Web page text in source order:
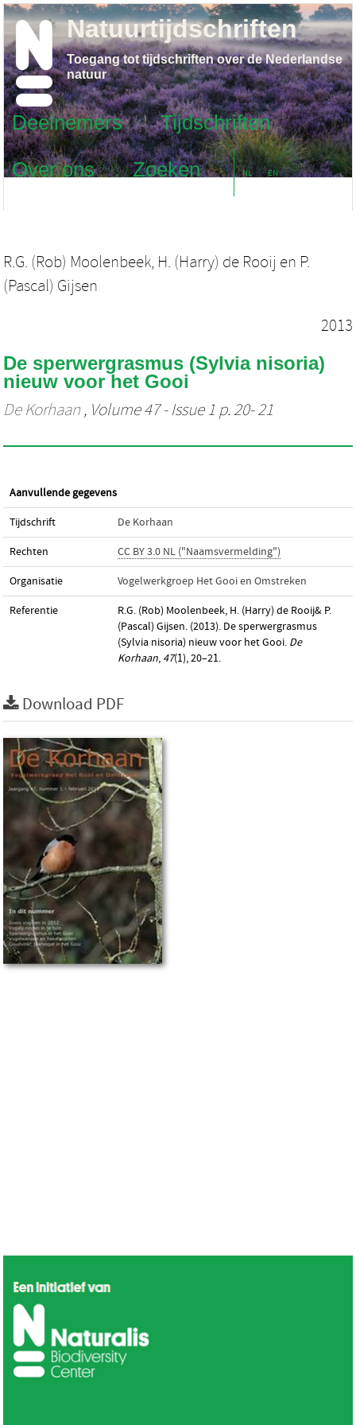
Deelnemers
Tijdschriften
Over ons
Zoeken NL EN
Natuurtijdschriften
Toegang tot tijdschriften over de Nederlandse
natuur
R.G. (Rob) Moolenbeek, H. (Harry) de Rooij en P.
(Pascal) Gijsen
2013
De sperwergrasmus (Sylvia nisoria)
nieuw voor het Gooi
De Korhaan , Volume 47 - Issue 1 p. 20- 21
Aanvullende gegevens
Tijdschrift De Korhaan
Rechten CC BY 3.0 NL ("Naamsvermelding")
Organisatie Vogelwerkgroep Het Gooi en Omstreken
Referentie
R.G. (Rob) Moolenbeek, H. (Harry) de Rooij& P.
(Pascal) Gijsen. (2013). De sperwergrasmus
(Sylvia nisoria) nieuw voor het Gooi. De
Korhaan, 47(1), 20–21.
Download PDF